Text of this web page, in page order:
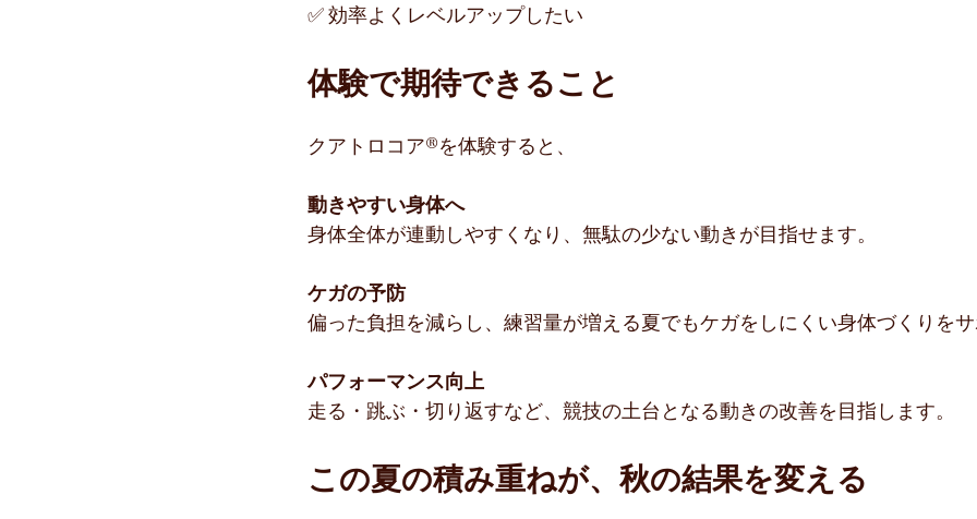
✅ 効率よくレベルアップしたい
体験で期待できること
クアトロコア®︎を体験すると、
動きやすい身体へ
身体全体が連動しやすくなり、無駄の少ない動きが目指せます。
ケガの予防
偏った負担を減らし、練習量が増える夏でもケガをしにくい身体づくりを
パフォーマンス向上
走る・跳ぶ・切り返すなど、競技の土台となる動きの改善を目指します。
この夏の積み重ねが、秋の結果を変える